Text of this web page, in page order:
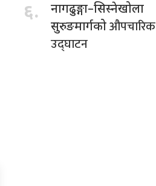
६.
नागढुङ्गा–सिस्नेखोला
सुरुङमार्गकोऔपचारिक
उद्घाटन